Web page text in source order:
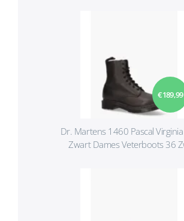
€ 189,99
Dr. Martens 1460 Pascal
Zwart Dames Veterboots 36